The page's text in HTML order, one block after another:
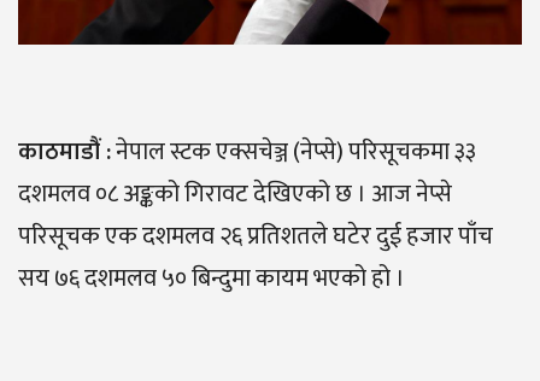
काठमाडौं :नेपाल स्टक एक्सचेञ्ज (नेप्से) परिसूचकमा ३३
दशमलव ०८ अङ्कको गिरावट देखिएको छ । आज नेप्से
परिसूचक एक दशमलव २६ प्रतिशतले घटेर दुई हजार पाँच
सय ७६ दशमलव ५० बिन्दुमा कायम भएको हो ।